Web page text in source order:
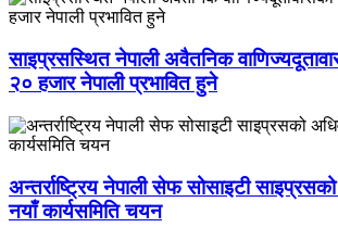
साइप्रसस्थित नेपाली अवैतनिक
२० हजार नेपाली प्रभावित हुने
अन्तर्राष्ट्रिय नेपाली सेफ सोसाइटी
नयाँ कार्यसमिति चयन